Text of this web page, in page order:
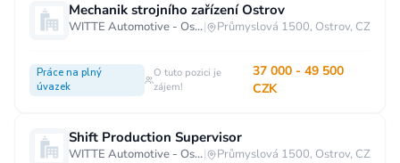
Mechanik strojního zařízení Ostrov
WITTE Automotive - Ostrov| Průmyslová 1500, Ostrov, CZ
Práce na plný
úvazek
O tuto pozici je
zájem!
37 000 - 49 500
CZK
Shift Production Supervisor
WITTE Automotive - Ostrov| Průmyslová 1500, Ostrov, CZ